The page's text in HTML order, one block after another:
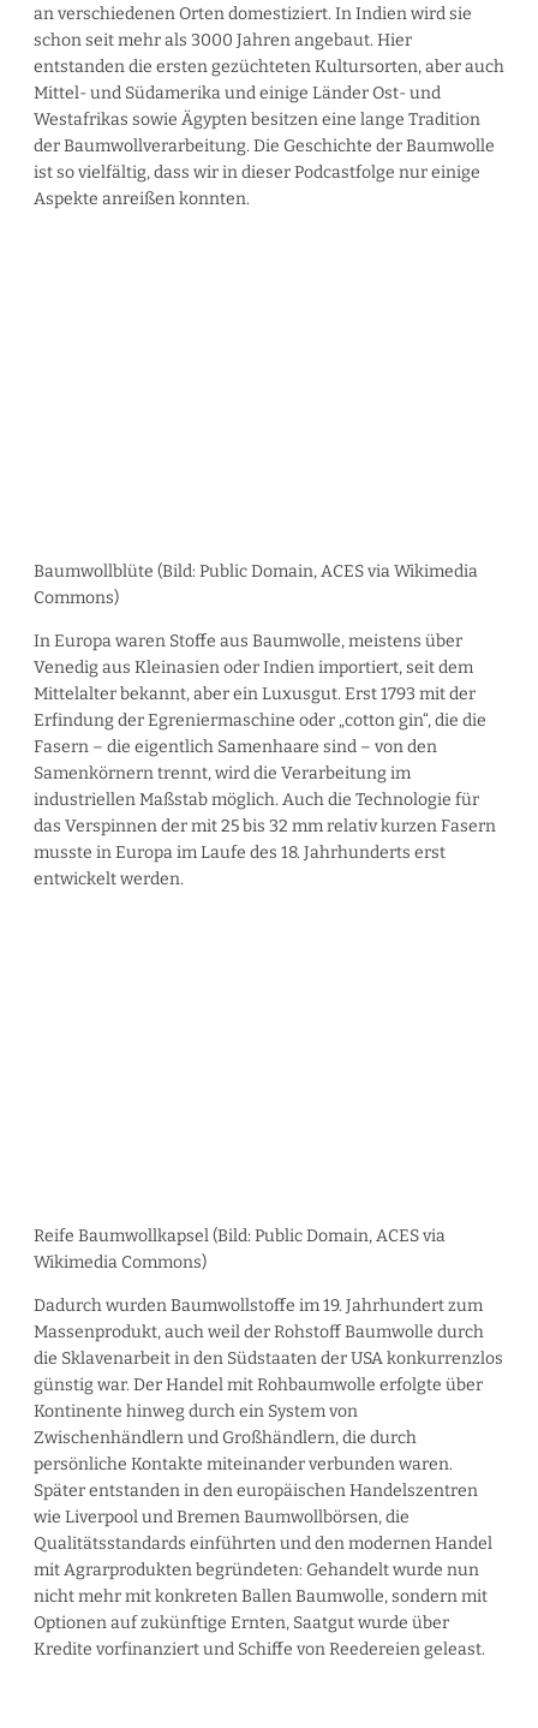
an verschiedenen Orten domestiziert. In Indien wird sie
schon seit mehr als 3000 Jahren angebaut. Hier
entstanden die ersten gezüchteten Kultursorten, aber auch
Mittel- und Südamerika und einige Länder Ost- und
Westafrikas sowie Ägypten besitzen eine lange Tradition
der Baumwollverarbeitung. Die Geschichte der Baumwolle
ist so vielfältig, dass wir in dieser Podcastfolge nur einige
Aspekte anreißen konnten.
Baumwollblüte (Bild: Public Domain, ACES via Wikimedia
Commons)
In Europa waren Stoffe aus Baumwolle, meistens über
Venedig aus Kleinasien oder Indien importiert, seit dem
Mittelalter bekannt, aber ein Luxusgut. Erst 1793 mit der
Erfindung der Egreniermaschine oder „cotton gin“, die die
Fasern – die eigentlich Samenhaare sind – von den
Samenkörnern trennt, wird die Verarbeitung im
industriellen Maßstab möglich. Auch die Technologie für
das Verspinnen der mit 25 bis 32 mm relativ kurzen Fasern
musste in Europa im Laufe des 18. Jahrhunderts erst
entwickelt werden.
Reife Baumwollkapsel (Bild: Public Domain, ACES via
Wikimedia Commons)
Dadurch wurden Baumwollstoffe im 19. Jahrhundert zum
Massenprodukt, auch weil der Rohstoff Baumwolle durch
die Sklavenarbeit in den Südstaaten der USA konkurrenzlos
günstig war. Der Handel mit Rohbaumwolle erfolgte über
Kontinente hinweg durch ein System von
Zwischenhändlern und Großhändlern, die durch
persönliche Kontakte miteinander verbunden waren.
Später entstanden in den europäischen Handelszentren
wie Liverpool und Bremen Baumwollbörsen, die
Qualitätsstandards einführten und den modernen Handel
mit Agrarprodukten begründeten: Gehandelt wurde nun
nicht mehr mit konkreten Ballen Baumwolle, sondern mit
Optionen auf zukünftige Ernten, Saatgut wurde über
Kredite vorfinanziert und Schiffe von Reedereien geleast.